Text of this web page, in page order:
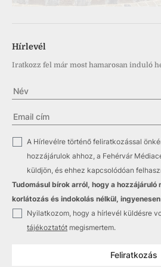
Hírlevél
Iratkozz fel már most hamarosan induló
A Hírlevélre történő feliratkozással
hozzájárulok ahhoz, a Fehérvár
küldjön, és ehhez kapcsolódóan
Tudomásul bírok arról, hogy a
korlátozás és indokolás nélkül,
Nyilatkozom, hogy a hírlevél küldésre
tájékoztatót megismertem.
Feliratkozás